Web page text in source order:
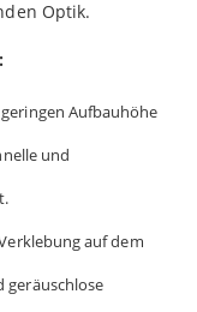
Optik.
Aufbauhöhe
und
auf dem
geräuschlose